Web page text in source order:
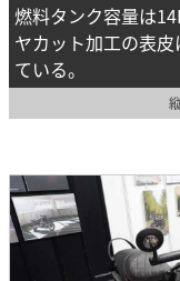
燃料タンク容量は
ヤカット加工の表
ている。